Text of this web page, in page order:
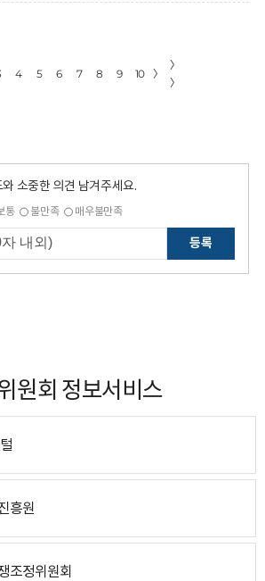
4 5 6 7 8 9 10 〉
〉
〉
소중한 의견 남겨주세요.
통 불만족 매우불만족
등록
원회 정보서비스
흥원
조정위원회